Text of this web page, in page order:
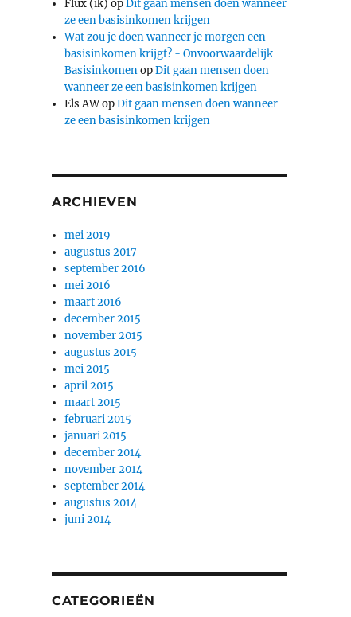
Flux (ik) opDit gaan mensen doen wanneer
ze een basisinkomen krijgen
Wat zou je doen wanneer je morgen een
basisinkomen krijgt? - Onvoorwaardelijk
BasisinkomenopDit gaan mensen doen
wanneer ze een basisinkomen krijgen
Els AWopDit gaan mensen doen wanneer
ze een basisinkomen krijgen
ARCHIEVEN
mei 2019
augustus 2017
september 2016
mei 2016
maart 2016
december 2015
november 2015
augustus 2015
mei 2015
april 2015
maart 2015
februari 2015
januari 2015
december 2014
november 2014
september 2014
augustus 2014
juni 2014
CATEGORIEËN